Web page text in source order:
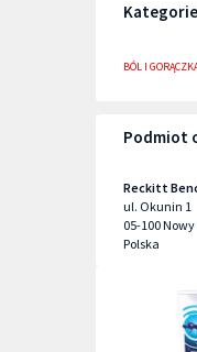
BÓL I
Podmiot
Reckitt
ul. Okunin 1
05-100
Polska